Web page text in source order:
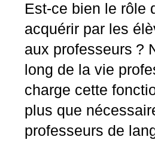
Est-ce bien le rôle
acquérir par les
aux professeurs ?
long de la vie
charge cette
plus que
professeurs de